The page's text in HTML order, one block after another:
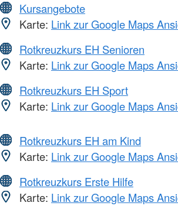
Kursangebote
Karte: Link zur Google Maps
Rotkreuzkurs EH Senioren
Karte: Link zur Google Maps
Rotkreuzkurs EH Sport
Karte: Link zur Google Maps
Rotkreuzkurs EH am Kind
Karte: Link zur Google Maps
Rotkreuzkurs Erste Hilfe
Karte: Link zur Google Maps